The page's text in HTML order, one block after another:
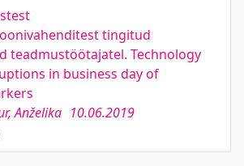
tingitud
teadmustöötajatel. Technology
in business day of
Anželika 10.06.2019